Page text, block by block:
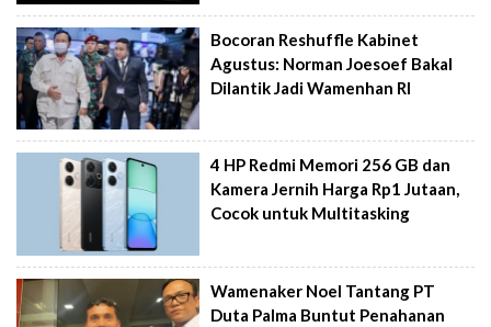
Bocoran Reshuffle Kabinet
Agustus: Norman Joesoef Bakal
Dilantik Jadi Wamenhan RI
4 HP Redmi Memori 256 GB dan
Kamera Jernih Harga Rp1 Jutaan,
Cocok untuk Multitasking
Wamenaker Noel Tantang PT
Duta Palma Buntut Penahanan